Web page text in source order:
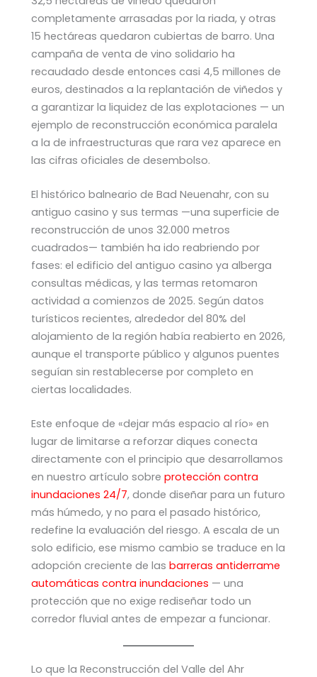
completamente arrasadas por la riada, y otras
15 hectáreas quedaron cubiertas de barro. Una
campaña de venta de vino solidario ha
recaudado desde entonces casi 4,5 millones de
euros, destinados a la replantación de viñedos y
a garantizar la liquidez de las explotaciones — un
ejemplo de reconstrucción económica paralela
a la de infraestructuras que rara vez aparece en
las cifras oficiales de desembolso.
El histórico balneario de Bad Neuenahr, con su
antiguo casino y sus termas —una superficie de
reconstrucción de unos 32.000 metros
cuadrados— también ha ido reabriendo por
fases: el edificio del antiguo casino ya alberga
consultas médicas, y las termas retomaron
actividad a comienzos de 2025. Según datos
turísticos recientes, alrededor del 80% del
alojamiento de la región había reabierto en 2026,
aunque el transporte público y algunos puentes
seguían sin restablecerse por completo en
ciertas localidades.
Este enfoque de «dejar más espacio al río» en
lugar de limitarse a reforzar diques conecta
directamente con el principio que desarrollamos
en nuestro artículo sobre protección contra
inundaciones 24/7, donde diseñar para un futuro
más húmedo, y no para el pasado histórico,
redefine la evaluación del riesgo. A escala de un
solo edificio, ese mismo cambio se traduce en la
adopción creciente de las barreras antiderrame
automáticas contra inundaciones — una
protección que no exige rediseñar todo un
corredor fluvial antes de empezar a funcionar.
Lo que la Reconstrucción del Valle del Ahr